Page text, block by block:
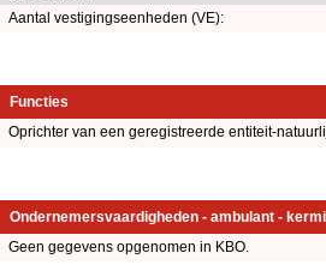
Aantal vestigingseenheden (VE):
Functies
Oprichter van een geregistreerde entiteit-
Ondernemersvaardigheden - ambulant -
Geen gegevens opgenomen in KBO.